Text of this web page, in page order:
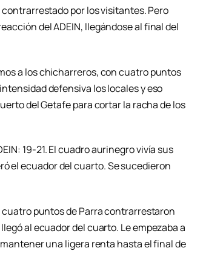
por los visitantes. Pero
del ADEIN, llegándose al final del
a los chicharreros, con cuatro puntos
defensiva los locales y eso
del Getafe para cortar la racha de los
19-21. El cuadro aurinegro vivía sus
el ecuador del cuarto. Se sucedieron
puntos de Parra contrarrestaron
al ecuador del cuarto. Le empezaba a
una ligera renta hasta el final de